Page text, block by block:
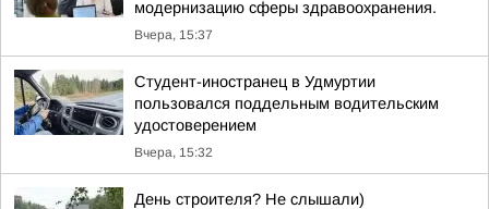
модернизацию сферы здравоохранения.
Вчера, 15:37
Студент-иностранец в Удмуртии
пользовался поддельным водительским
удостоверением
Вчера, 15:32
День строителя? Не слышали)